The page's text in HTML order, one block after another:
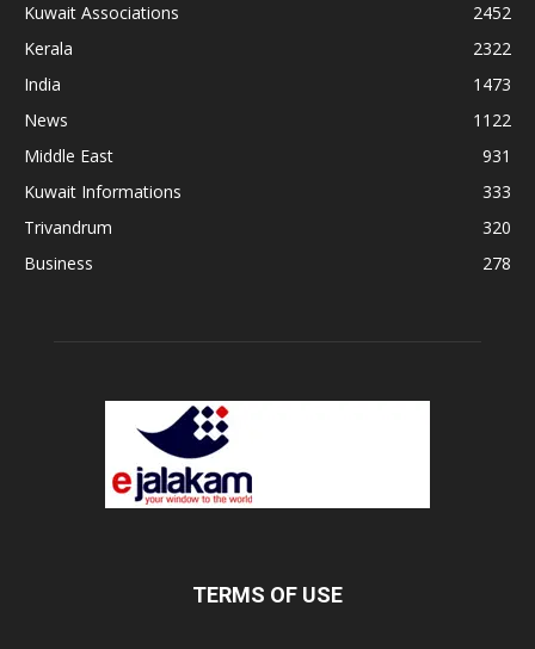
Kuwait Associations
2452
Kerala
2322
India
1473
News
1122
Middle East
931
Kuwait Informations
333
Trivandrum
320
Business
278
TERMS OF USE